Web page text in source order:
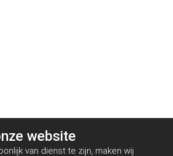
website
van dienst te zijn, maken wij